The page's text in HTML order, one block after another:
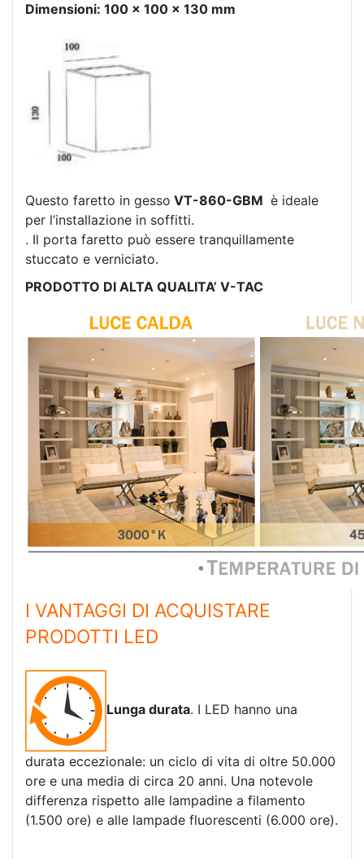
Dimensioni: 100 x 100 x 130 mm
Questo faretto in gesso VT-860-GBM è ideale
per l’installazione in soffitti.
. Il porta faretto può essere tranquillamente
stuccato e verniciato.
PRODOTTO DI ALTA QUALITA’ V-TAC
I VANTAGGI DI ACQUISTARE
PRODOTTI LED
Lunga durata. I LED hanno una
durata eccezionale: un ciclo di vita di oltre 50.000
ore e una media di circa 20 anni. Una notevole
differenza rispetto alle lampadine a filamento
(1.500 ore) e alle lampade fluorescenti (6.000 ore).